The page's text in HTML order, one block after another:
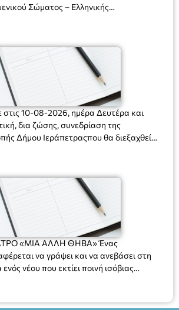
Σώματος – Ελληνικής
ΕΛ.ΑΚΤ.), Αρχιπλοίαρχο Λ.Σ. κ. Ιωάννη
10-08-2026, ημέρα Δευτέρα και
δια ζώσης, συνεδρίαση της
Δήμου Ιεράπετραςπου θα διεξαχθεί
Δημοκρατίας 31 στην αίθουσα
στα παρακάτω θέματα:
«ΜΙΑ ΑΛΛΗ ΘΗΒΑ» Ένας
να γράψει και να ανεβάσει στη
νέου που εκτίει ποινή ισόβιας
Ένα πολυβραβευμένο έργο για
Ένα έργο αινιγματικό, συγκινητικό,